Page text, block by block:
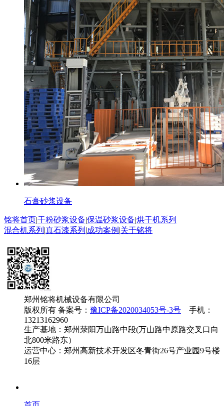
石膏砂浆设备
铭将首页|干粉砂浆设备|保温砂浆设备|烘干机系列
混合机系列 |真石漆系列 |成功案例 |关于铭将
郑州铭将机械设备有限公司
版权所有 备案号： 豫ICP备2020034053号-3号 手机：
13213162960
生产基地：郑州荥阳万山路中段(万山路中原路交叉口向
北800米路东）
运营中心：郑州高新技术开发区冬青街26号产业园9号楼
16层